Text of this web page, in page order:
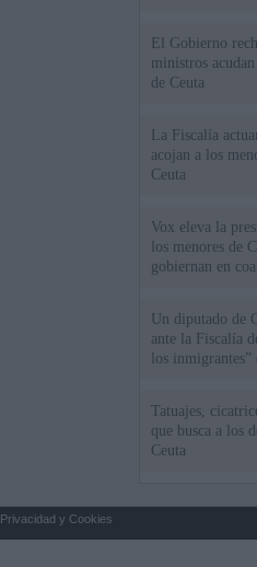
El Gobierno
ministros
de Ceuta
La Fiscalía
acojan a los
Ceuta
Vox eleva la
los menores de
gobiernan en
Un diputado de
ante la Fiscalía
los inmigrantes”
Tatuajes,
que busca a los
Ceuta
Privacidad y Cookies